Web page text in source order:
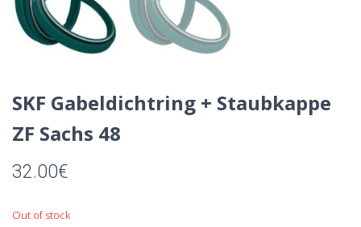
SKF Gabeldichtring + Staubkappe
ZF Sachs 48
32.00€
Out of stock